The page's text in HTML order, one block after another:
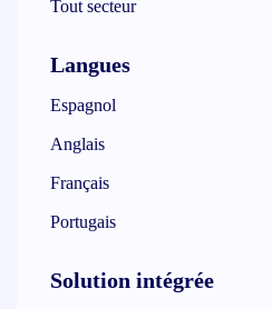
Tout secteur
Langues
Espagnol
Anglais
Français
Portugais
Solution intégrée